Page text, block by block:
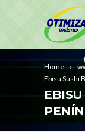
Home
Ebisu Sushi